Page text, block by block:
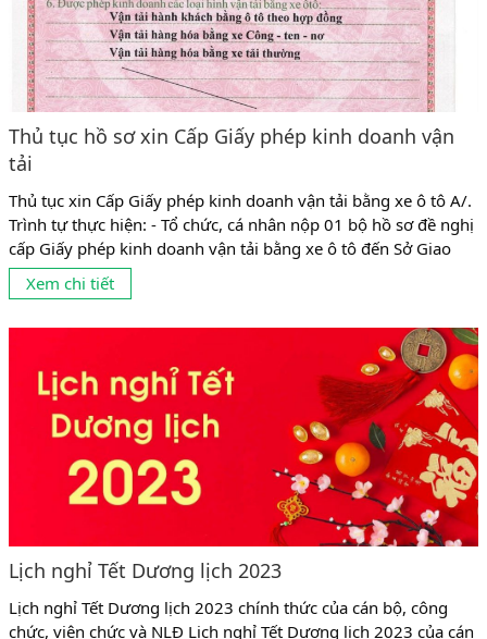
Thủ tục hồ sơ xin Cấp Giấy phép kinh doanh vận
tải
Thủ tục xin Cấp Giấy phép kinh doanh vận tải bằng xe ô tô A/.
Trình tự thực hiện: - Tổ chức, cá nhân nộp 01 bộ hồ sơ đề nghị
cấp Giấy phép kinh doanh vận tải bằng xe ô tô đến Sở Giao
thông vận tải doanh nghiệp đăng ký kinh doanh. - Trong thời
hạn 05 ngày làm việc, kể...
Xem chi tiết
Lịch nghỉ Tết Dương lịch 2023
Lịch nghỉ Tết Dương lịch 2023 chính thức của cán bộ, công
chức, viên chức và NLĐ Lịch nghỉ Tết Dương lịch 2023 của cán